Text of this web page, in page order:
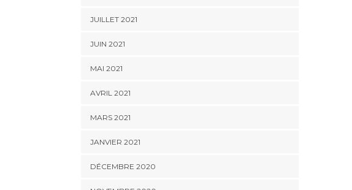
JUILLET 2021
JUIN 2021
MAI 2021
AVRIL 2021
MARS 2021
JANVIER 2021
DÉCEMBRE 2020